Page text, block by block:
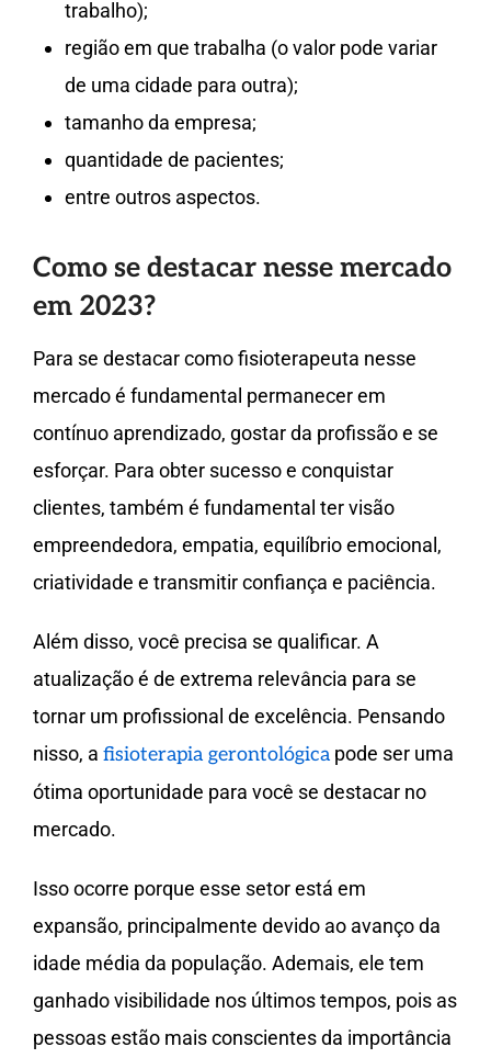
trabalho);
região em que trabalha (o valor pode variar
de uma cidade para outra);
tamanho da empresa;
quantidade de pacientes;
entre outros aspectos.
Como se destacar nesse mercado
em 2023?
Para se destacar como fisioterapeuta nesse
mercado é fundamental permanecer em
contínuo aprendizado, gostar da profissão e se
esforçar. Para obter sucesso e conquistar
clientes, também é fundamental ter visão
empreendedora, empatia, equilíbrio emocional,
criatividade e transmitir confiança e paciência.
Além disso, você precisa se qualificar. A
atualização é de extrema relevância para se
tornar um profissional de excelência. Pensando
nisso, a fisioterapia gerontológica pode ser uma
ótima oportunidade para você se destacar no
mercado.
Isso ocorre porque esse setor está em
expansão, principalmente devido ao avanço da
idade média da população. Ademais, ele tem
ganhado visibilidade nos últimos tempos, pois as
pessoas estão mais conscientes da importância